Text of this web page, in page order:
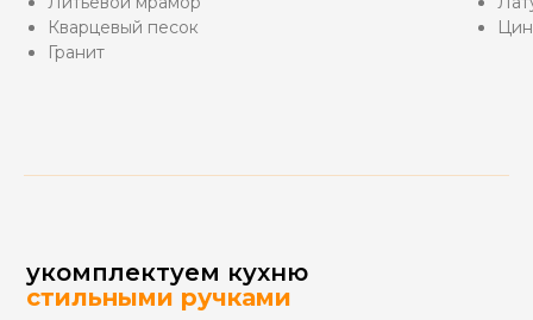
Кварцевый песок
Гранит
укомплектуем кухню
стильными ручками